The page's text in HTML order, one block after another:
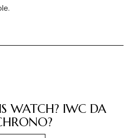
WATCH? IWC DA